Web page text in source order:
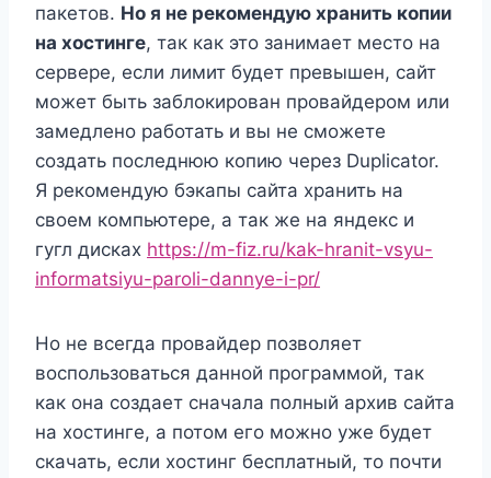
пакетов. Но я не рекомендую хранить копии
на хостинге, так как это занимает место на
сервере, если лимит будет превышен, сайт
может быть заблокирован провайдером или
замедлено работать и вы не сможете
создать последнюю копию через Duplicator.
Я рекомендую бэкапы сайта хранить на
своем компьютере, а так же на яндекс и
гугл дисках https://m-fiz.ru/kak-hranit-vsyu-
informatsiyu-paroli-dannye-i-pr/
Но не всегда провайдер позволяет
воспользоваться данной программой, так
как она создает сначала полный архив сайта
на хостинге, а потом его можно уже будет
скачать, если хостинг бесплатный, то почти